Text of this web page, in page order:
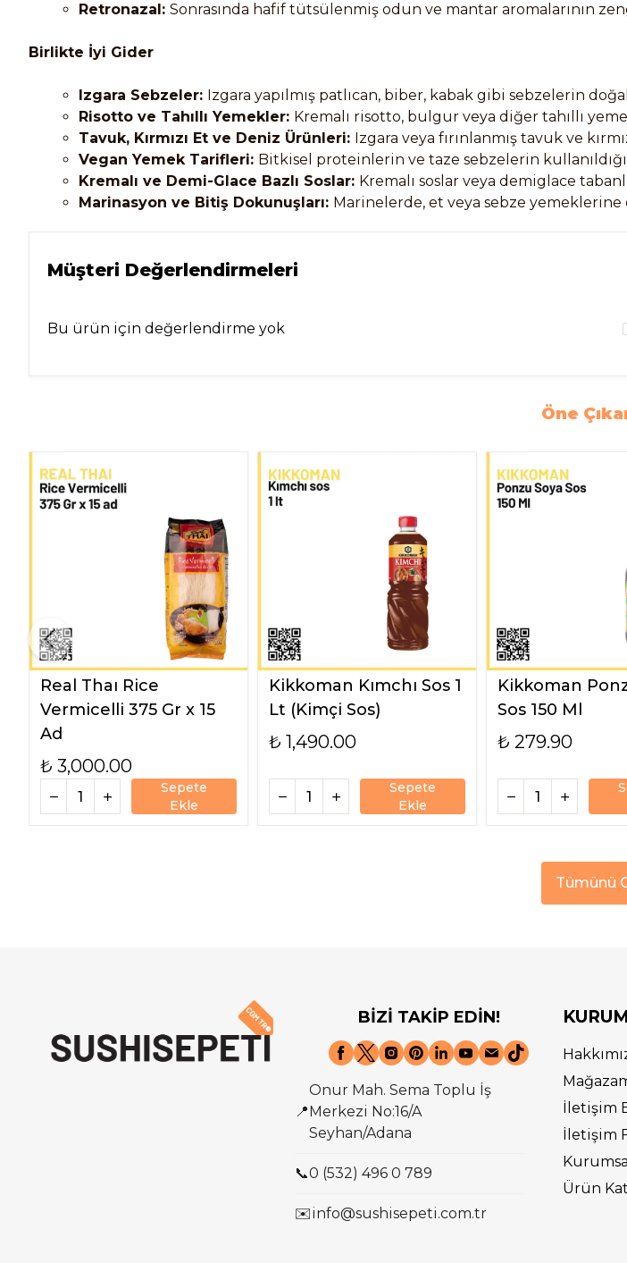
Retronazal: Sonrasında hafif tütsülenmiş odun ve mantar aromalarının
Birlikte İyi Gider
Izgara Sebzeler: Izgara yapılmış patlıcan, biber, kabak gibi sebzelerin
Risotto ve Tahıllı Yemekler: Kremalı risotto, bulgur veya diğer tahıllı
Tavuk, Kırmızı Et ve Deniz Ürünleri: Izgara veya fırınlanmış tavuk ve
Vegan Yemek Tarifleri: Bitkisel proteinlerin ve taze sebzelerin
Kremalı ve Demi-Glace Bazlı Soslar: Kremalı soslar veya demiglace
Marinasyon ve Bitiş Dokunuşları: Marinelerde, et veya sebze
Müşteri Değerlendirmeleri
Bu ürün için değerlendirme yok
Öne
Real Thaı Rice
Vermicelli 375 Gr x 15
Ad
₺ 3,000.00
Sepete
Ekle
Kikkoman Kımchı Sos 1
Lt (Kimçi Sos)
₺ 1,490.00
Sepete
Ekle
Kikkoman
Sos 150 Ml
₺ 279.90
Tümünü
BİZİ TAKİP EDİN!
📍
Onur Mah. Sema Toplu İş
Merkezi No:16/A
Seyhan/Adana
📞0 (532) 496 0 789
✉️info@sushisepeti.com.tr
İletişim
İletişim
Ürün